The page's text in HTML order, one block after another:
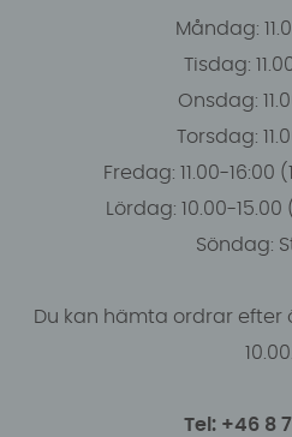
Måndag:
Tisdag:
Onsdag:
Torsdag:
Fredag: 11.00-16:00
Lördag: 10.00-
Söndag:
Du kan hämta ordrar efter
10.00.
Tel: +46 8